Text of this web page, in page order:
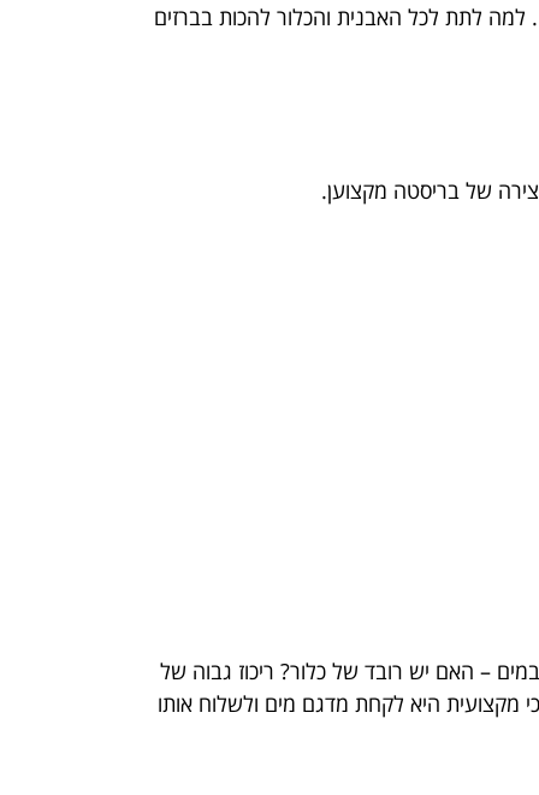
לתת לכל האבנית והכלור להכות בברזים
של בריסטה מקצוען.
– האם יש רובד של כלור? ריכוז גבוה של
מקצועית היא לקחת מדגם מים ולשלוח אותו